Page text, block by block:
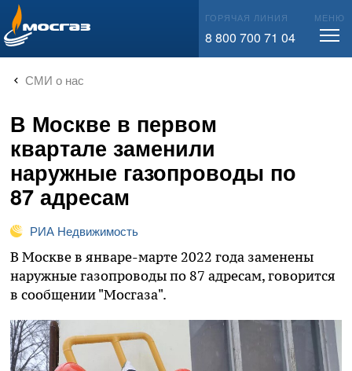
info@mos-gaz.ru ГОРЯЧАЯ ЛИНИЯ
8 800 700 71 04
МЕНЮ
СМИ о нас
В Москве в первом
квартале заменили
наружные газопроводы по
87 адресам
РИА Недвижимость
В Москве в январе-марте 2022 года заменены
наружные газопроводы по 87 адресам, говорится
в сообщении "Мосгаза".